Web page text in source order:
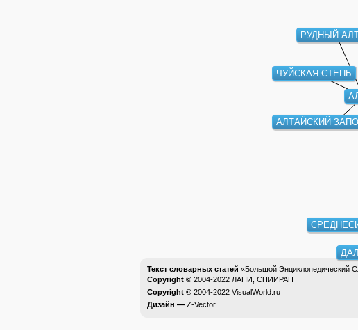
РУДНЫЙ
АЛТАЙСКИЙ
ЧУЙСКАЯ СТЕПЬ
Текст словарных статей «Большой Энциклопедический
Copyright © 2004-2022 ЛАНИ, СПИИРАН
Copyright © 2004-2022 VisualWorld.ru
Дизайн — Z-Vector